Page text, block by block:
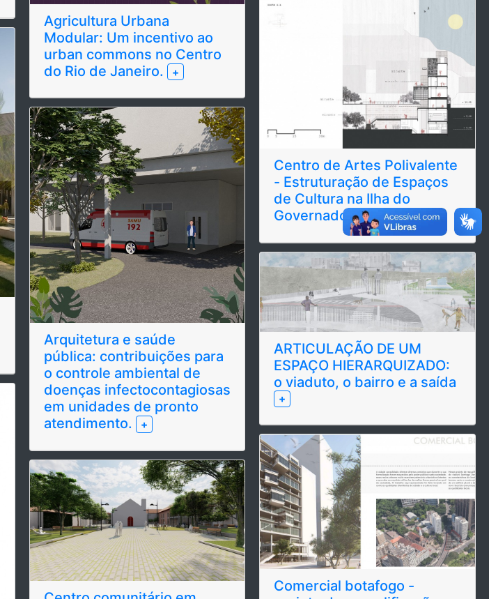
Agricultura Urbana
Modular: Um incentivo ao
urban commons no Centro
do Rio de Janeiro.
+
Arquitetura e saúde
pública: contribuições para
o controle ambiental de
doenças infectocontagiosas
em unidades de pronto
atendimento.
+
Centro de Artes Polivalente
- Estruturação de Espaços
de Cultura na Ilha do
Governador +
ARTICULAÇÃO DE UM
ESPAÇO HIERARQUIZADO:
o viaduto, o bairro e a saída
+
Comercial botafogo -